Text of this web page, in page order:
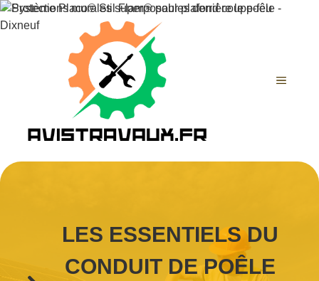
Aller
au
MENU
LES ESSENTIELS DU
CONDUIT DE POÊLE